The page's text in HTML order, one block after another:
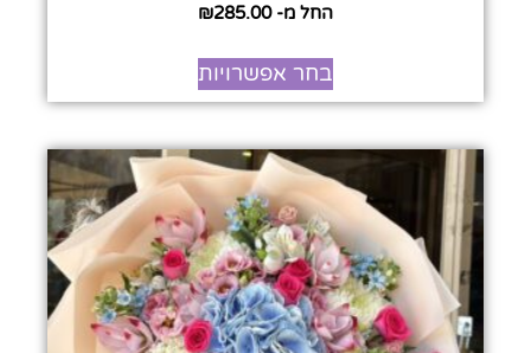
החל מ- ₪285.00
בחר אפשרויות